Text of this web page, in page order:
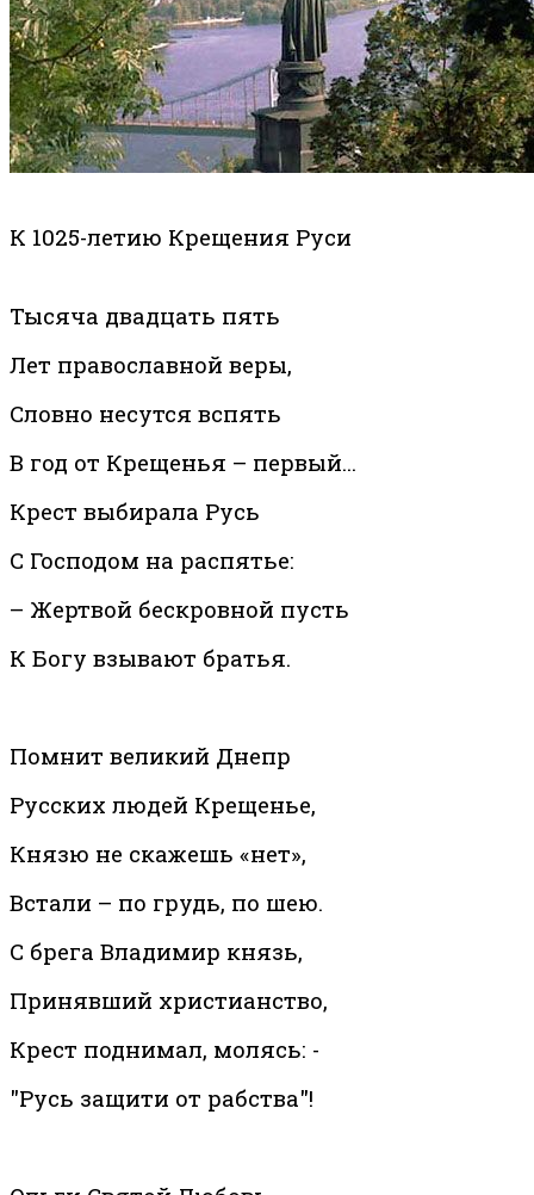
К 1025-летию Крещения Руси
Тысяча двадцать пять
Лет православной веры,
Словно несутся вспять
В год от Крещенья – первый…
Крест выбирала Русь
С Господом на распятье:
– Жертвой бескровной пусть
К Богу взывают братья.
Помнит великий Днепр
Русских людей Крещенье,
Князю не скажешь «нет»,
Встали – по грудь, по шею.
С брега Владимир князь,
Принявший христианство,
Крест поднимал, молясь: -
"Русь защити от рабства"!